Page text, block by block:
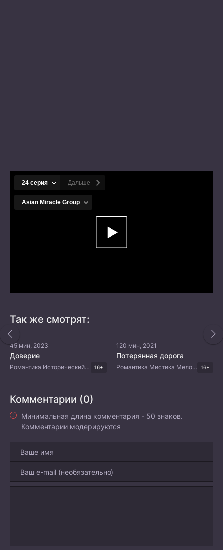
Так же смотрят:
45 мин, 2023
Доверие
Романтика Исторический Комедия Китайские дорамы 16+
120 мин, 2021
Потерянная дорога
Романтика Мистика Мелодрама Драма Тайские дорамы 16+
Комментарии (0)
Минимальная длина комментария - 50 знаков.
Комментарии модерируются